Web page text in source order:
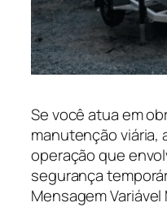
Se você atua em
manutenção
operação que
segurança
Mensagem